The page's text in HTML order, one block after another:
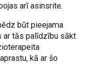
arī asinsrite.
būt pieejama
ar tās palīdzību sākt
kā ar šo